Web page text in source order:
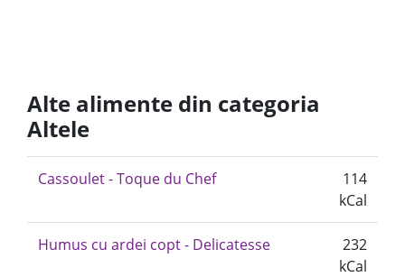
Alte alimente din categoria
Altele
Cassoulet - Toque du Chef
114
kCal
Humus cu ardei copt - Delicatesse
232
kCal